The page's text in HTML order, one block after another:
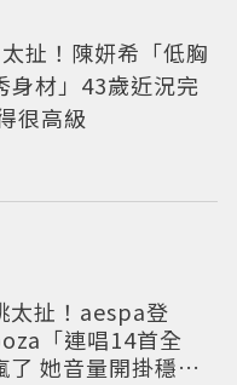
扯！陳妍希「低胸
身材」43歲近況完
很高級
太扯！aespa登
「連唱14首全
了 她音量開掛穩到